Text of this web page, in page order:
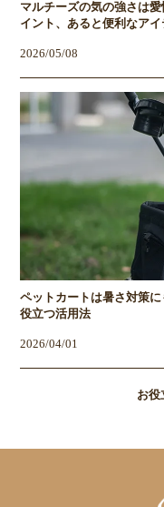
マルチーズの気の強さは
イント、あると便利なア
2026/05/08
ペットカートは暑さ対策
役立つ活用法
2026/04/01
お役